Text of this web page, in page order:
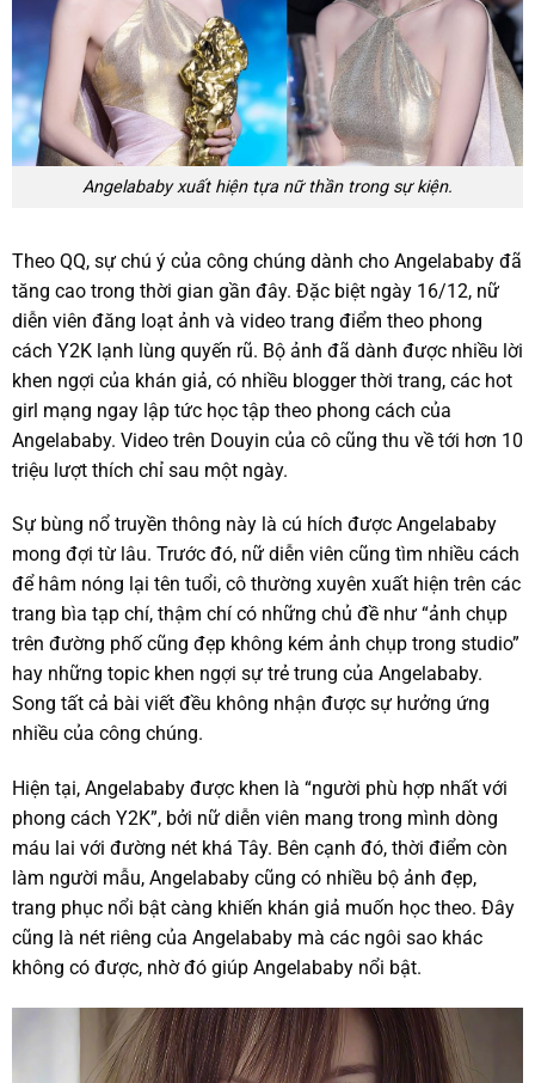
Angelababy xuất hiện tựa nữ thần trong sự kiện.
Theo QQ, sự chú ý của công chúng dành cho Angelababy đã
tăng cao trong thời gian gần đây. Đặc biệt ngày 16/12, nữ
diễn viên đăng loạt ảnh và video trang điểm theo phong
cách Y2K lạnh lùng quyến rũ. Bộ ảnh đã dành được nhiều lời
khen ngợi của khán giả, có nhiều blogger thời trang, các hot
girl mạng ngay lập tức học tập theo phong cách của
Angelababy. Video trên Douyin của cô cũng thu về tới hơn 10
triệu lượt thích chỉ sau một ngày.
Sự bùng nổ truyền thông này là cú hích được Angelababy
mong đợi từ lâu. Trước đó, nữ diễn viên cũng tìm nhiều cách
để hâm nóng lại tên tuổi, cô thường xuyên xuất hiện trên các
trang bìa tạp chí, thậm chí có những chủ đề như “ảnh chụp
trên đường phố cũng đẹp không kém ảnh chụp trong studio”
hay những topic khen ngợi sự trẻ trung của Angelababy.
Song tất cả bài viết đều không nhận được sự hưởng ứng
nhiều của công chúng.
Hiện tại, Angelababy được khen là “người phù hợp nhất với
phong cách Y2K”, bởi nữ diễn viên mang trong mình dòng
máu lai với đường nét khá Tây. Bên cạnh đó, thời điểm còn
làm người mẫu, Angelababy cũng có nhiều bộ ảnh đẹp,
trang phục nổi bật càng khiến khán giả muốn học theo. Đây
cũng là nét riêng của Angelababy mà các ngôi sao khác
không có được, nhờ đó giúp Angelababy nổi bật.